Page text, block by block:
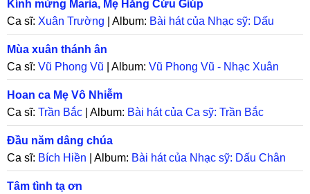
Kính mừng Maria, Mẹ Hằng Cứu Giúp
Ca sĩ: Xuân Trường | Album: Bài hát của Nhạc sỹ: Dấu
Chân
Mùa xuân thánh ân
Ca sĩ: Vũ Phong Vũ | Album: Vũ Phong Vũ - Nhạc Xuân
Hoan ca Mẹ Vô Nhiễm
Ca sĩ: Trần Bắc | Album: Bài hát của Ca sỹ: Trần Bắc
Đầu năm dâng chúa
Ca sĩ: Bích Hiền | Album: Bài hát của Nhạc sỹ: Dấu Chân
Tâm tình tạ ơn